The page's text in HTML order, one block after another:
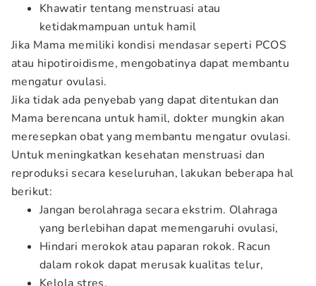
Khawatir tentang menstruasi atau
ketidakmampuan untuk hamil
Jika Mama memiliki kondisi mendasar seperti PCOS
atau hipotiroidisme, mengobatinya dapat membantu
mengatur ovulasi.
Jika tidak ada penyebab yang dapat ditentukan dan
Mama berencana untuk hamil, dokter mungkin akan
meresepkan obat yang membantu mengatur ovulasi.
Untuk meningkatkan kesehatan menstruasi dan
reproduksi secara keseluruhan, lakukan beberapa hal
berikut:
Jangan berolahraga secara ekstrim. Olahraga
yang berlebihan dapat memengaruhi ovulasi,
Hindari merokok atau paparan rokok. Racun
dalam rokok dapat merusak kualitas telur,